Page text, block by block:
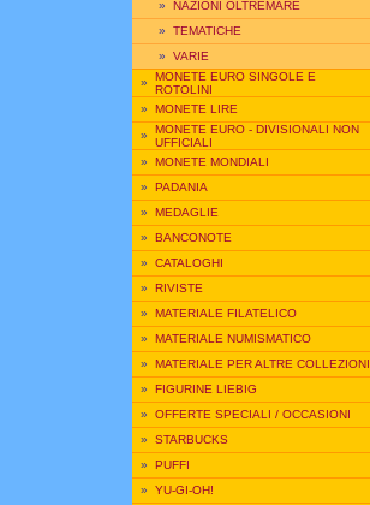
» NAZIONI OLTREMARE
» TEMATICHE
» VARIE
» MONETE EURO SINGOLE E
ROTOLINI
» MONETE LIRE
» MONETE EURO - DIVISIONALI NON
UFFICIALI
» MONETE MONDIALI
» PADANIA
» MEDAGLIE
» BANCONOTE
» CATALOGHI
» RIVISTE
» MATERIALE FILATELICO
» MATERIALE NUMISMATICO
» MATERIALE PER ALTRE COLLEZIONI
» FIGURINE LIEBIG
» OFFERTE SPECIALI / OCCASIONI
» STARBUCKS
» PUFFI
» YU-GI-OH!